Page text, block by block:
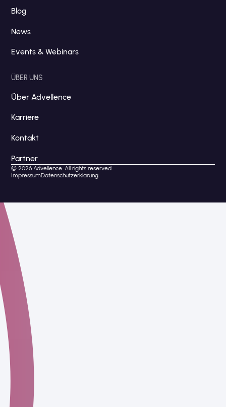
Blog
News
Events & Webinars
ÜBER UNS
Über Advellence
Karriere
Kontakt
Partner
© 2026 Advellence. All rights reserved.
ImpressumDatenschutzerklärung